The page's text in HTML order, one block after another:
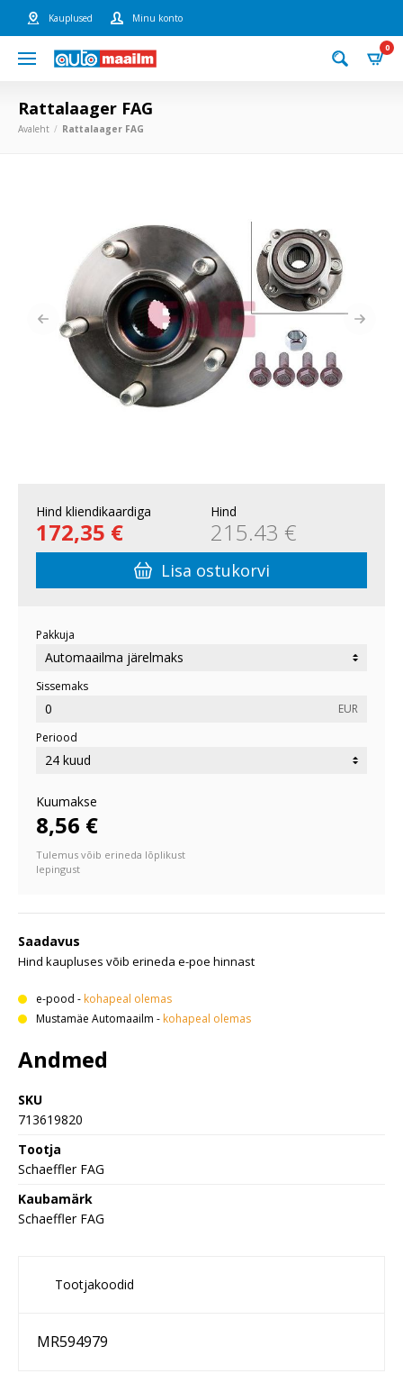
Kauplused Minu konto
0
Rattalaager FAG
Avaleht Rattalaager FAG
Hind kliendikaardiga
172,35 €
Hind
215.43 €
Lisa ostukorvi
Pakkuja
Sissemaks
EUR
Periood
Kuumakse
8,56 €
Tulemus võib erineda lõplikust
lepingust
Saadavus
Hind kaupluses võib erineda e-poe hinnast
e-pood - kohapeal olemas
Mustamäe Automaailm - kohapeal olemas
Andmed
SKU
713619820
Tootja
Schaeffler FAG
Kaubamärk
Schaeffler FAG
Tootjakoodid
MR594979